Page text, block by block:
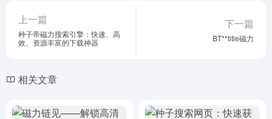
上一篇
种子帝磁力搜索引擎：快速、高
效、资源丰富的下载神器
下一篇
BT**title磁力
相关文章